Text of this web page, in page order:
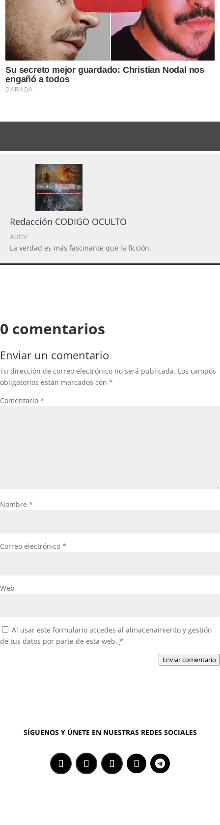
Redacción CODIGO OCULTO
Autor
La verdad es más fascinante que la ficción.
0 comentarios
Enviar un comentario
Tu dirección de correo electrónico no será publicada. Los campos
obligatorios están marcados con *
Comentario *
Nombre *
Correo electrónico *
Web
Al usar este formulario accedes al almacenamiento y gestión
de tus datos por parte de esta web. *
Enviar comentario
SÍGUENOS Y ÚNETE EN NUESTRAS REDES SOCIALES